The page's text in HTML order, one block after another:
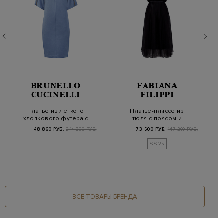
BRUNELLO
CUCINELLI
Платье из легкого
хлопкового футера с
мерцающим декоро…
48 860 РУБ. 244 300 РУБ.
FABIANA
FILIPPI
Платье-плиссе из
тюля с поясом и
трикотажным воротом
73 600 РУБ. 147 200 РУБ.
SS25
ВСЕ ТОВАРЫ БРЕНДА